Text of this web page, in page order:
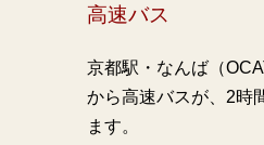
高速バス
京都駅・なんば（
から高速バスが、2時
ます。